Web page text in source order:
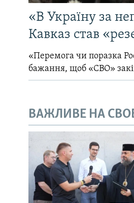
«В Україну за
Кавказ став
«Перемога чи поразка
бажання, щоб «СВО»
ВАЖЛИВЕ НА